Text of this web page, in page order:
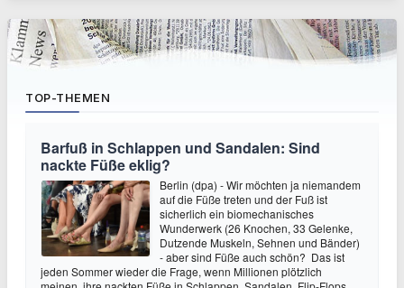
TOP-THEMEN
Barfuß in Schlappen und Sandalen: Sind
nackte Füße eklig?
Berlin (dpa) - Wir möchten ja niemandem
auf die Füße treten und der Fuß ist
sicherlich ein biomechanisches
Wunderwerk (26 Knochen, 33 Gelenke,
Dutzende Muskeln, Sehnen und Bänder)
- aber sind Füße auch schön? Das ist
jeden Sommer wieder die Frage, wenn Millionen plötzlich